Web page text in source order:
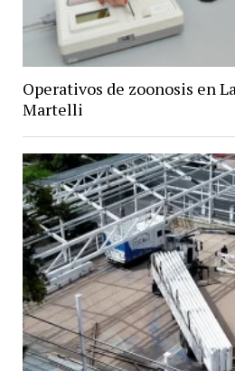
Operativos de zoonosis en
Martelli